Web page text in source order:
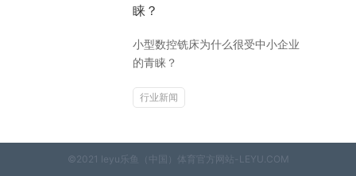
睐？
小型数控铣床为什么很受中小企业
的青睐？
行业新闻
©2021 leyu乐鱼（中国）体育官方网站-LEYU.COM